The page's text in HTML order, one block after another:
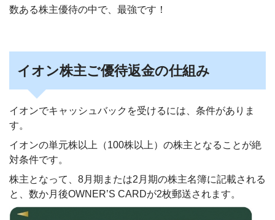
数ある株主優待の中で、最強です！
イオン株主ご優待返金の仕組み
イオンでキャッシュバックを受けるには、条件がありま
す。
イオンの単元株以上（100株以上）の株主となることが絶
対条件です。
株主となって、8月期または2月期の株主名簿に記載される
と、数か月後OWNER’S CARDが2枚郵送されます。